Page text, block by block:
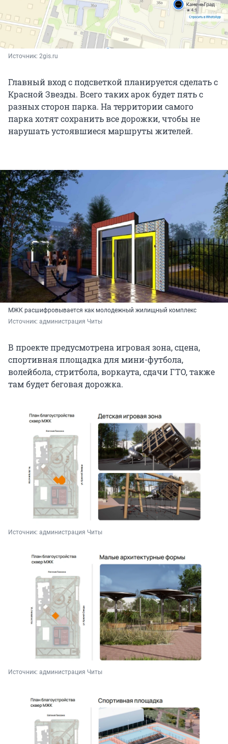
Источник: 2gis.ru
Главный вход с подсветкой планируется сделать с
Красной Звезды. Всего таких арок будет пять с
разных сторон парка. На территории самого
парка хотят сохранить все дорожки, чтобы не
нарушать устоявшиеся маршруты жителей.
МЖК расшифровывается как молодежный жилищный комплекс
Источник: администрация Читы
В проекте предусмотрена игровая зона, сцена,
спортивная площадка для мини-футбола,
волейбола, стритбола, воркаута, сдачи ГТО, также
там будет беговая дорожка.
Источник: администрация Читы
Источник: администрация Читы